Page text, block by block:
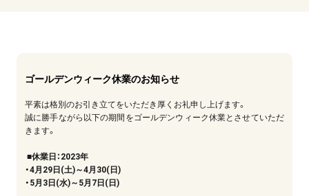
ゴールデンウィーク休業のお知らせ
平素は格別のお引き立てをいただき厚くお礼申し上げます。
誠に勝手ながら以下の期間をゴールデンウィーク休業とさせていただ
きます。
■休業日：2023年
・4月29日(土)～4月30(日)
・5月3日(水)～5月7日(日)